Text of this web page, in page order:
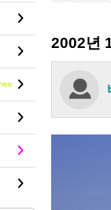
2002년